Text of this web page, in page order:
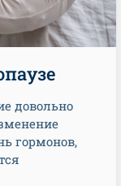
довольно
гормонов,